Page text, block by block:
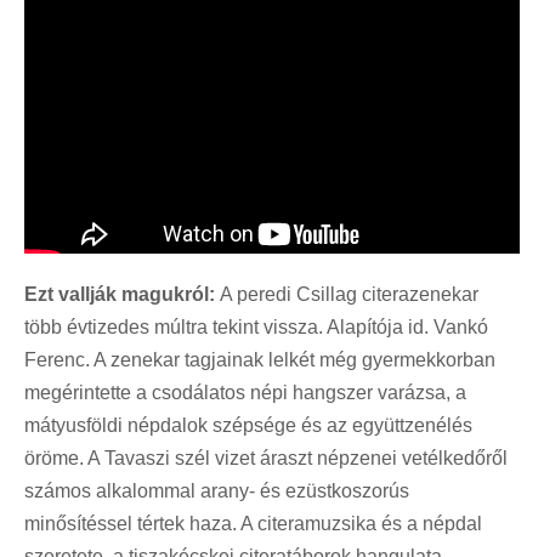
Ezt vallják magukról: A peredi Csillag citerazenekar
több évtizedes múltra tekint vissza. Alapítója id. Vankó
Ferenc. A zenekar tagjainak lelkét még gyermekkorban
megérintette a csodálatos népi hangszer varázsa, a
mátyusföldi népdalok szépsége és az együttzenélés
öröme. A Tavaszi szél vizet áraszt népzenei vetélkedőről
számos alkalommal arany- és ezüstkoszorús
minősítéssel tértek haza. A citeramuzsika és a népdal